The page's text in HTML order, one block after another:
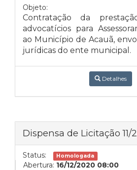
Objeto:
Contratação da
advocatícios para
ao Município de Acauã,
jurídicas do ente municipal.
Detalhes
Dispensa de Licitação 11/
Status: Homologada
Abertura: 16/12/2020 08:00